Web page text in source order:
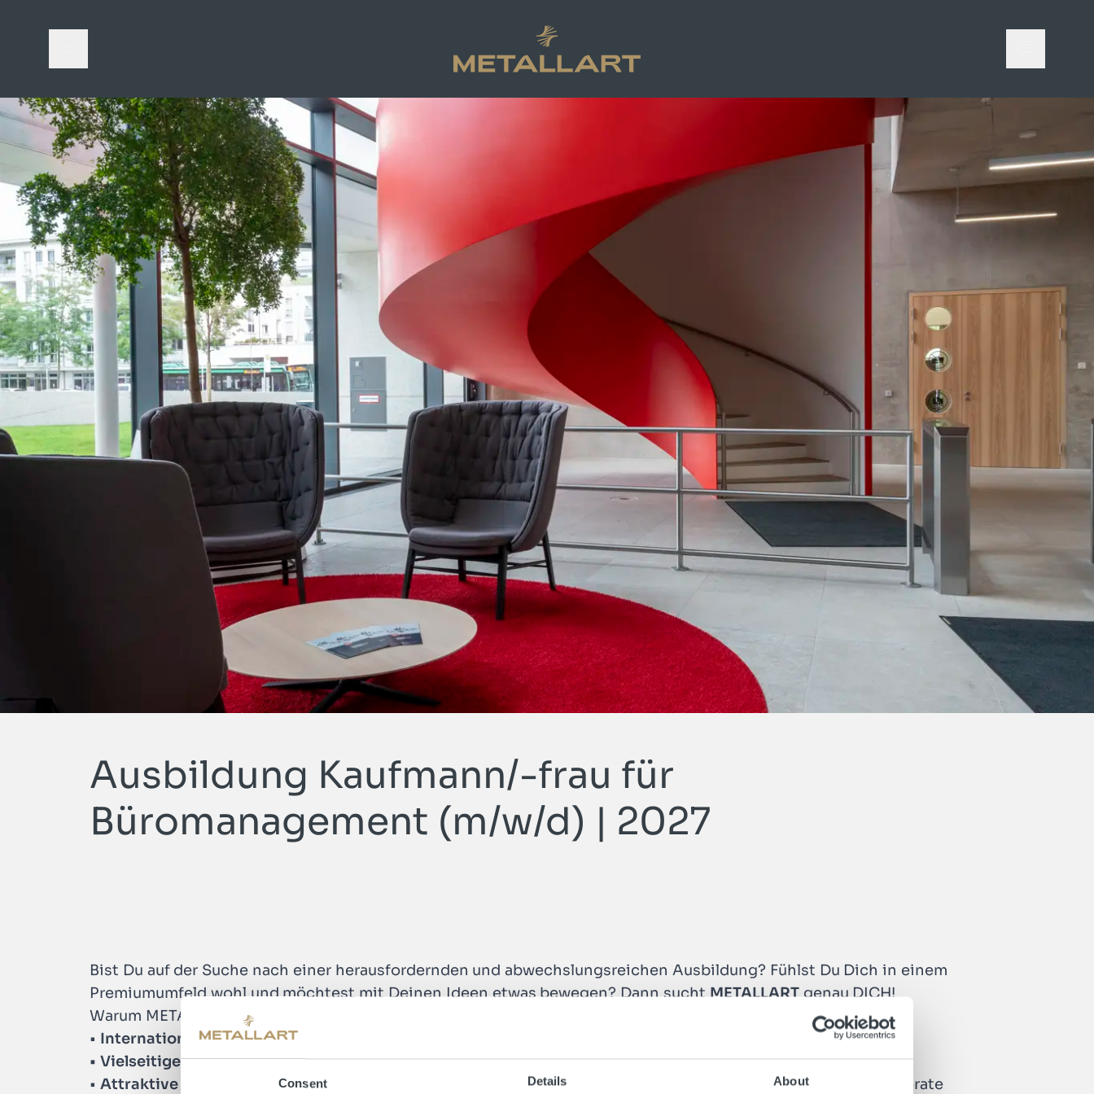
Consent Details About
Ausbildung Kaufmann/-frau für
Büromanagement (m/w/d) | 2027
Bist Du auf der Suche nach einer herausfordernden und abwechslungsreichen Ausbildung? Fühlst Du Dich in einem
Premiumumfeld wohl und möchtest mit Deinen Ideen etwas bewegen? Dann suchtMETALLARTgenau DICH!
Warum METALLART?
• Internationales Renommee:
Wir sind ein renommiertes Unternehmen in der Premium Treppenbranche
• Vielseitige Position:Du wirst Teil eines engagierten Teams und übernimmst abwechslungsreiche Aufgaben
• Attraktive Konditionen:Attraktive Vergütung, 30 Tage Jahresurlaub, exklusive Mitarbeiterrabatte über Corporate